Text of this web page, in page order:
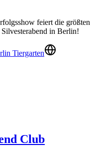
feiert die größten
in Berlin!
Tiergarten
Club